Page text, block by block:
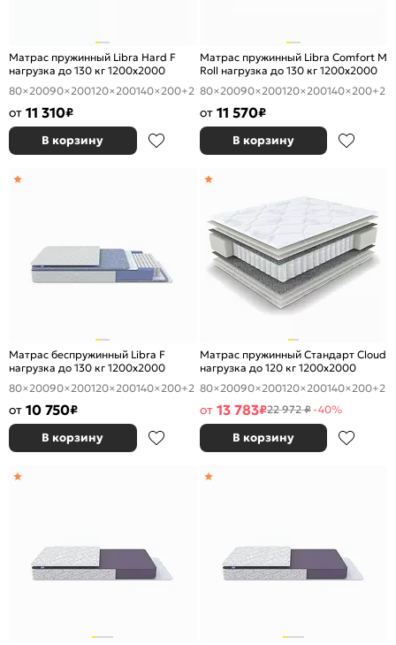
Матрас пружинный Libra Hard F
нагрузка до 130 кг 1200x2000
80×20090×200120×200140×200+2
от 11 310₽
В корзину
Матрас пружинный Libra Comfort M
Roll нагрузка до 130 кг 1200x2000
80×20090×200120×200140×200+2
от 11 570₽
В корзину
Матрас беспружинный Libra F
нагрузка до 130 кг 1200x2000
80×20090×200120×200140×200+2
от 10 750₽
В корзину
Матрас пружинный Стандарт Cloud
нагрузка до 120 кг 1200x2000
80×20090×200120×200140×200+2
от 13 783₽22 972 ₽-40%
В корзину